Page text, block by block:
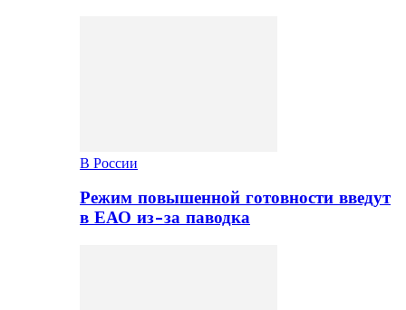
В России
Режим повышенной готовности введут
в ЕАО из-за паводка